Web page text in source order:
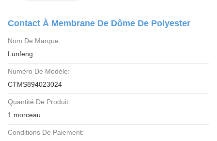
Contact À Membrane De Dôme De Polyester
Nom De Marque:
Lunfeng
Numéro De Modèle:
CTMS894023024
Quantité De Produit:
1 morceau
Conditions De Paiement: